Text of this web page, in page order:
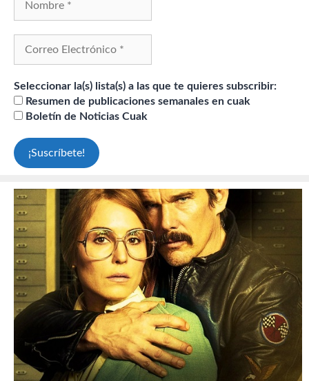
Seleccionar la(s) lista(s) a las que te quieres subscribir:
Resumen de publicaciones semanales en cuak
Boletín de Noticias Cuak